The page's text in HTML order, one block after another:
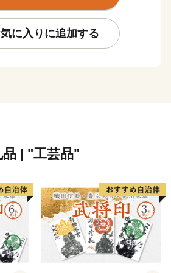
海道の拠点都市です。
た寄附金の一部につきましては、
指定するまちづくりに必要な金額
超えた部分を同じ分野の別の取組
ます。
に入りに追加する
品 | "工芸品"